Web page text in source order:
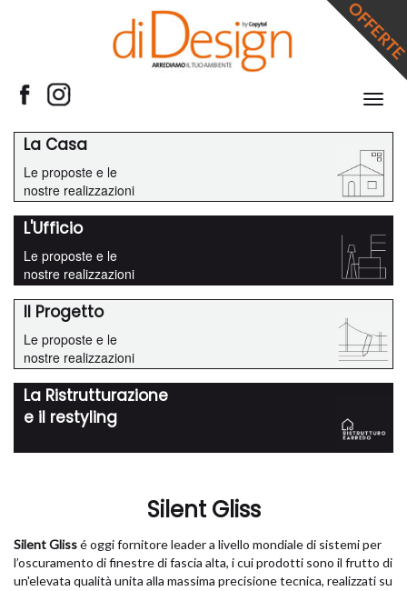
di
La Casa
Le proposte e le
nostre realizzazioni
L'Ufficio
Le proposte e le
nostre realizzazioni
Il Progetto
Le proposte e le
nostre realizzazioni
La Ristrutturazione
e il restyling
Silent Gliss
Silent Glissé oggi fornitore leader a livello mondiale di sistemi per
l’oscuramento di finestre di fascia alta, i cui prodotti sono il frutto di
un'elevata qualità unita alla massima precisione tecnica, realizzati su